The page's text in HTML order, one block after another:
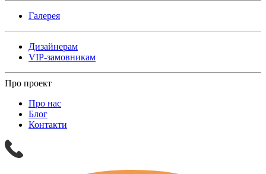
Галерея
Дизайнерам
VIP-замовникам
Про проект
Про нас
Блог
Контакти